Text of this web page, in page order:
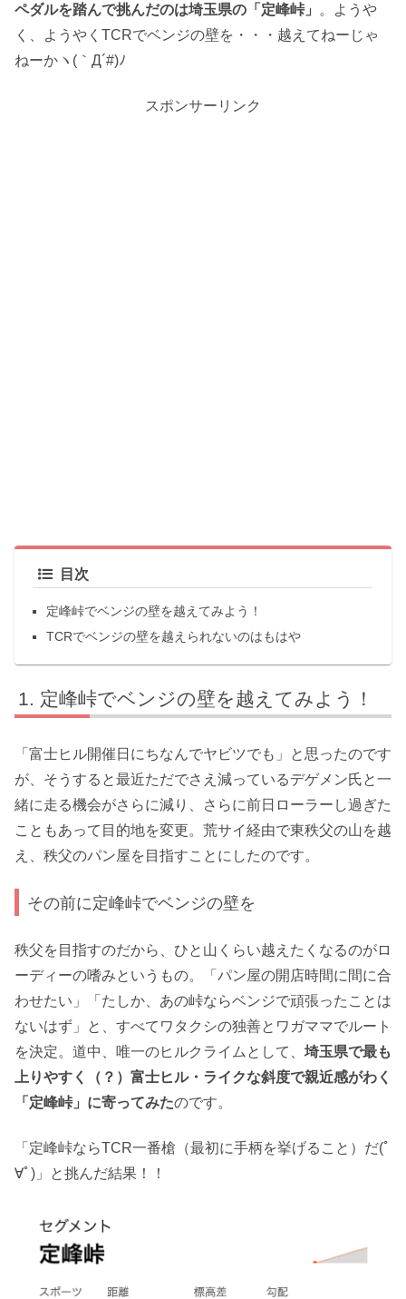
ペダルを踏んで挑んだのは埼玉県の「定峰峠」
。ようや
く、ようやくTCRでベンジの壁を・・・越えてねーじゃ
ねーかヽ(｀Д´#)ﾉ
スポンサーリンク
目次
定峰峠でベンジの壁を越えてみよう！
TCRでベンジの壁を越えられないのはもはや
定峰峠でベンジの壁を越えてみよう！
「富士ヒル開催日にちなんでヤビツでも」と思ったのです
が、そうすると最近ただでさえ減っているデゲメン氏と一
緒に走る機会がさらに減り、さらに前日ローラーし過ぎた
こともあって目的地を変更。荒サイ経由で東秩父の山を越
え、秩父のパン屋を目指すことにしたのです。
その前に定峰峠でベンジの壁を
秩父を目指すのだから、ひと山くらい越えたくなるのがロ
ーディーの嗜みというもの。「パン屋の開店時間に間に合
わせたい」「たしか、あの峠ならベンジで頑張ったことは
ないはず」と、すべてワタクシの独善とワガママでルート
を決定。道中、唯一のヒルクライムとして、 埼玉県で最も
上りやすく（？）富士ヒル・ライクな斜度で親近感がわく
「定峰峠」に寄ってみたのです。
「定峰峠ならTCR一番槍（最初に手柄を挙げること）だ(ﾟ
∀ﾟ)」と挑んだ結果！！